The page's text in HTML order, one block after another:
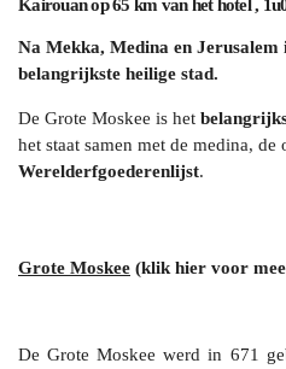
Kairouan op 65 km van het hotel ,
Na Mekka, Medina en
belangrijkste heilige stad.
De Grote Moskee is het
het staat samen met de medina, de
Werelderfgoederenlijst.
Grote Moskee (klik hier voor
De Grote Moskee werd in 671